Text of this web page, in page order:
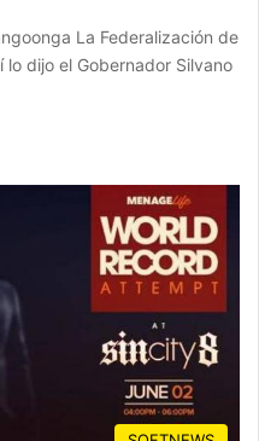
La Federalización de
lo dijo el Gobernador Silvano